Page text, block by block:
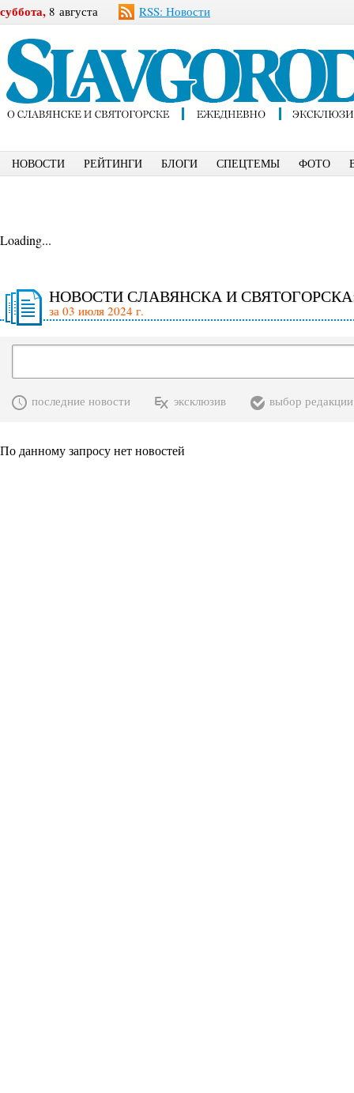
суббота, 8 августа RSS: Новости
НОВОСТИ РЕЙТИНГИ БЛОГИ СПЕЦТЕМЫ ФОТО
Loading...
НОВОСТИ СЛАВЯНСКА И
за 03 июля 2024 г.
последние новости эксклюзив выбор редакции
По данному запросу нет новостей